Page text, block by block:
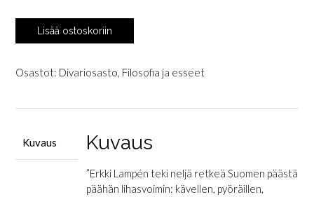
Lampén,
Erkki:
retkeä
Lisää ostoskoriin
Osastot: Divariosasto, Filosofia ja esseet
Kuvaus Kuvaus
”Erkki Lampén teki neljä retkeä Suomen päästä
päähän lihasvoimin: kävellen, pyöräillen,